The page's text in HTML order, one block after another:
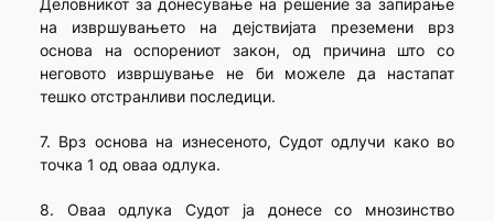
Деловникот за донесување на решение за запирање
на извршувањето на дејствијата преземени врз
основа на оспорениот закон, од причина што со
неговото извршување не би можеле да настапат
тешко отстранливи последици.
7. Врз основа на изнесеното, Судот одлучи како во
точка 1 од оваа одлука.
8. Оваа одлука Судот ја донесе со мнозинство